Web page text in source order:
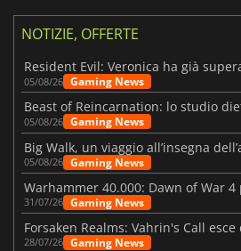
NOTIZIE, OFFERTE
05/08/26 Gaming News
05/08/26 Gaming News
Big Walk, un viaggio all’insegna
05/08/26 Gaming News
31/07/26 Gaming News
28/07/26 Gaming News